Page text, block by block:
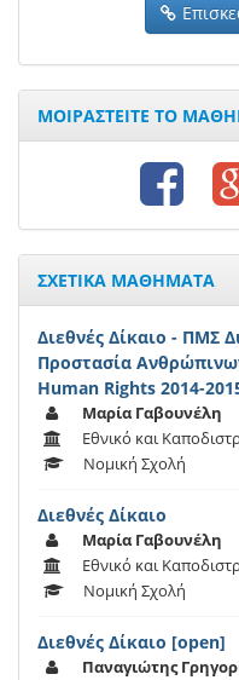
ΜΟΙΡΑΣΤΕΙΤΕ ΤΟ
ΣΧΕΤΙΚΑ ΜΑΘΗΜΑΤΑ
Διεθνές Δίκαιο - ΠΜΣ
Προστασία
Human Rights 2014-
Μαρία Γαβουνέλη
Εθνικό και
Νομική Σχολή
Διεθνές Δίκαιο
Μαρία Γαβουνέλη
Εθνικό και
Νομική Σχολή
Διεθνές Δίκαιο [open]
Παναγιώτης